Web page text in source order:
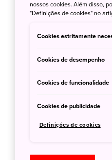
nossos cookies. Além disso,
"Definições de cookies" no
Cookies estritamente
Cookies de desempenho
Cookies de funcionalidade
Cookies de publicidade
Definições de cookies